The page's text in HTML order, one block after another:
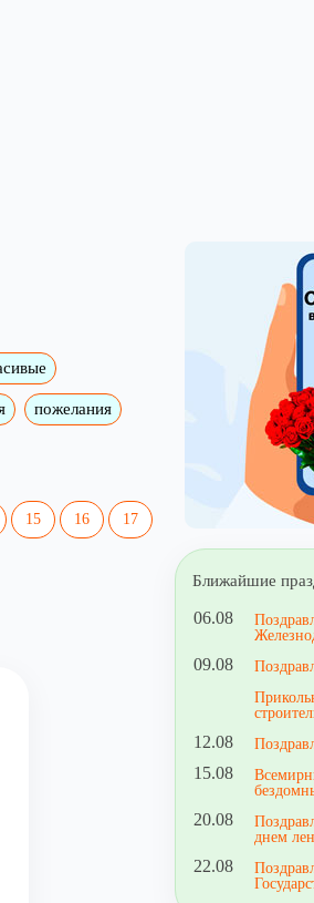
пожелания
15 16 17
Ближайшие
06.08
09.08
12.08
15.08
20.08
днем
22.08